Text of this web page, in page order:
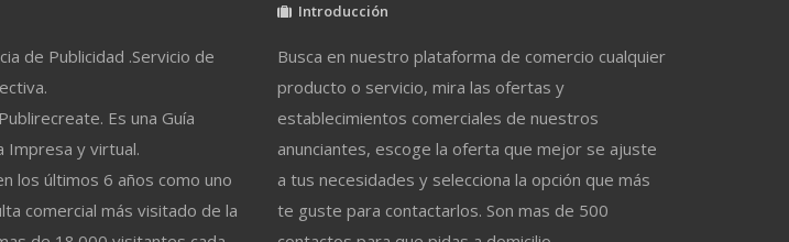
de Publicidad .Servicio de
Es una Guía
Impresa y virtual.
los últimos 6 años como uno
comercial más visitado de la
Introducción
Busca en nuestro plataforma de comercio cualquier
producto o servicio, mira las ofertas y
establecimientos comerciales de nuestros
anunciantes, escoge la oferta que mejor se ajuste
a tus necesidades y selecciona la opción que más
te guste para contactarlos. Son mas de 500